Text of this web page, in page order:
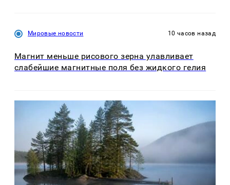
Мировые новости 10 часов назад
Магнит меньше рисового зерна улавливает
слабейшие магнитные поля без жидкого гелия